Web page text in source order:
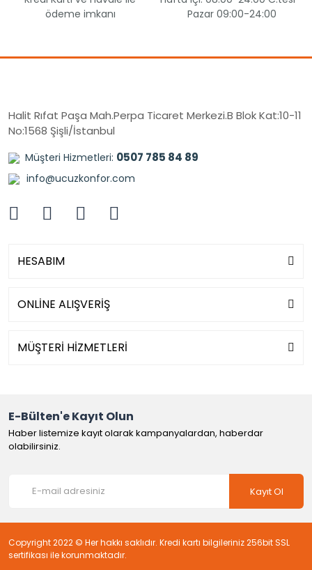
ödeme imkanı
Pazar 09:00-24:00
Halit Rıfat Paşa Mah.Perpa Ticaret Merkezi.B Blok Kat:10-11
No:1568 Şişli/İstanbul
Müşteri Hizmetleri: 0507 785 84 89
info@ucuzkonfor.com
HESABIM
ONLİNE ALIŞVERİŞ
MÜŞTERİ HİZMETLERİ
E-Bülten'e Kayıt Olun
Haber listemize kayıt olarak kampanyalardan, haberdar
olabilirsiniz.
Kayıt Ol
Copyright 2022 © Her hakkı saklıdır. Kredi kartı bilgileriniz 256bit SSL
sertifikası ile korunmaktadır.